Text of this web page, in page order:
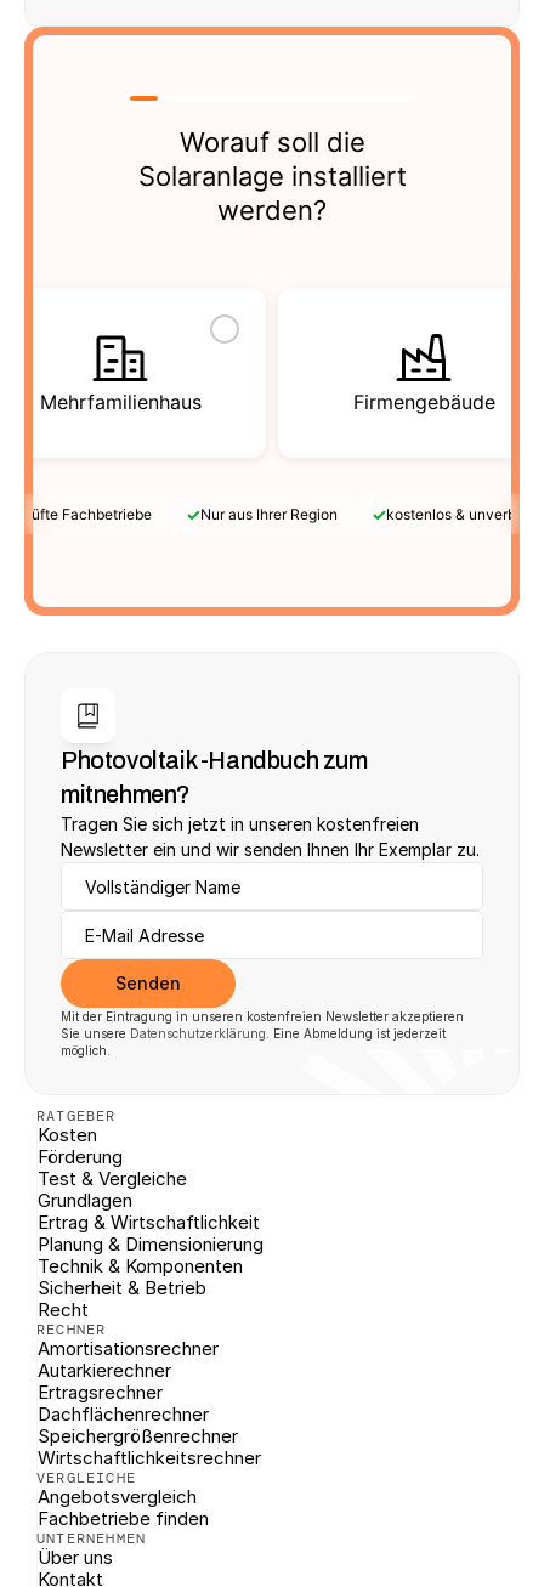
Worauf soll die
Solaranlage installiert
werden?
Mehrfamilienhaus Firmengebäude
Fachbetriebe ✓Nur aus Ihrer Region ✓kostenlos &
Photovoltaik -Handbuch zum
mitnehmen?
Tragen Sie sich jetzt in unseren kostenfreien
Newsletter ein und wir senden Ihnen Ihr Exemplar zu.
Senden
Mit der Eintragung in unseren kostenfreien Newsletter akzeptieren
Sie unsere Datenschutzerklärung . Eine Abmeldung ist jederzeit
möglich.
RATGEBER
Kosten
Förderung
Test & Vergleiche
Grundlagen
Ertrag & Wirtschaftlichkeit
Planung & Dimensionierung
Technik & Komponenten
Sicherheit & Betrieb
Recht
RECHNER
Amortisationsrechner
Autarkierechner
Ertragsrechner
Dachflächenrechner
Speichergrößenrechner
Wirtschaftlichkeitsrechner
VERGLEICHE
Angebotsvergleich
Fachbetriebe finden
UNTERNEHMEN
Über uns
Kontakt